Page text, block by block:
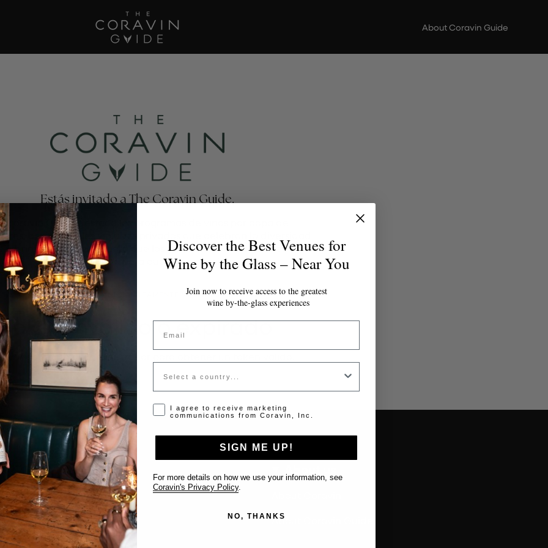
About Coravin Guide
Estás invitado a The Coravin Guide.
Coravin Guide destaca los programas de vinos por copa de
bares, hoteles y clubes privados que celebran la diversidad
del vino, para que los amantes del vino encuentren
la copa perfecta para cualquier ocasión.
~10 MINUTOSGUARDA AUTOMÁTICAMENTE MIENTRAS AVANZAS
Token inválido o expirado
contacta al administrador para obtener un token válido.
Support
Contact us
List Your Venue
FAQ’s
About Coravin Guide
Discover the Best Venues for
Wine by the Glass – Near You
Join now to receive access to the greatest
wine by-the-glass experiences
Email
Country
Opt-in disclaimer
I agree to receive marketing
communications from Coravin, Inc.
SIGN ME UP!
For more details on how we use your information, see
Coravin's Privacy Policy
NO, THANKS